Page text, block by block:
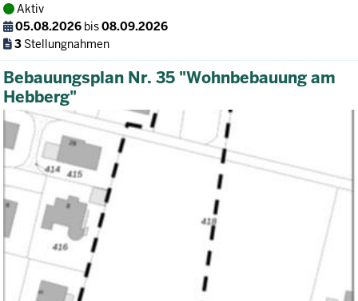
Aktiv
05.08.2026 bis08.09.2026
3 Stellungnahmen
Bebauungsplan Nr. 35 "Wohnbebauung am
Hebberg"